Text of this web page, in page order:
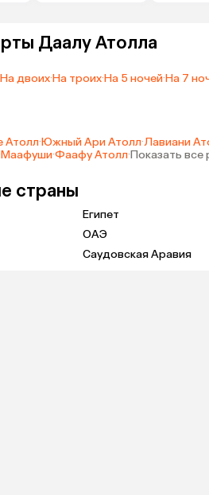
Даалу Атолла
На двоих·На троих·На 5 ночей·На 7
Атолл·Южный Ари Атолл·Лавиани
Маафуши·Фаафу Атолл·Показать все
страны
Египет
ОАЭ
Саудовская Аравия